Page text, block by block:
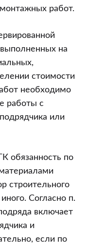
работ.
на
стоимости
необходимо
работы с
или
обязанность по
строительного
Согласно п.
включает
и
если по